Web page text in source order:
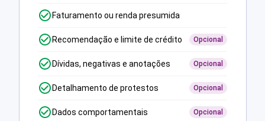
Faturamento ou renda presumida
Recomendação e limite de crédito Opcional
Dívidas, negativas e anotações Opcional
Detalhamento de protestos Opcional
Dados comportamentais Opcional